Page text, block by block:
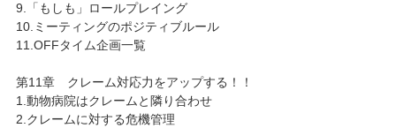
9.「もしも」ロールプレイング
10.ミーティングのポジティブルール
11.OFFタイム企画一覧
第11章 クレーム対応力をアップする！！
1.動物病院はクレームと隣り合わせ
2.クレームに対する危機管理